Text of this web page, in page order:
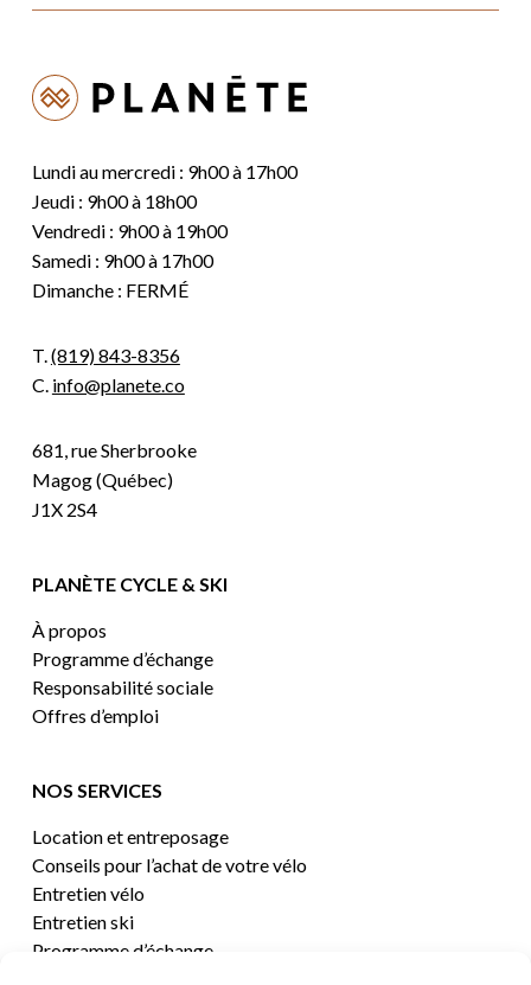
Lundi au mercredi : 9h00 à 17h00
Jeudi : 9h00 à 18h00
Vendredi : 9h00 à 19h00
Samedi : 9h00 à 17h00
Dimanche : FERMÉ
T.(819) 843-8356
C. info@planete.co
681, rue Sherbrooke
Magog (Québec)
J1X 2S4
PLANÈTE CYCLE & SKI
À propos
Programme d’échange
Responsabilité sociale
Offres d’emploi
NOS SERVICES
Location et entreposage
Conseils pour l’achat de votre vélo
Entretien vélo
Entretien ski
Programme d’échange